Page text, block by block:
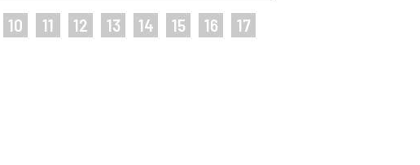
10 11 12 13 14 15 16
17